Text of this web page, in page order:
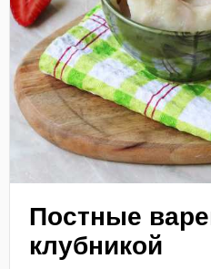
Постные
клубникой